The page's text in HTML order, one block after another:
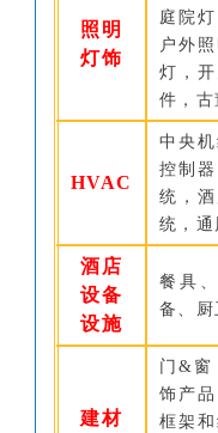
照明
灯饰
庭院
户外
灯，
件，古
HVAC
中央
控制
统，
统，
酒店
设备
设施
餐具
备、
建材
门&窗
饰产
框架